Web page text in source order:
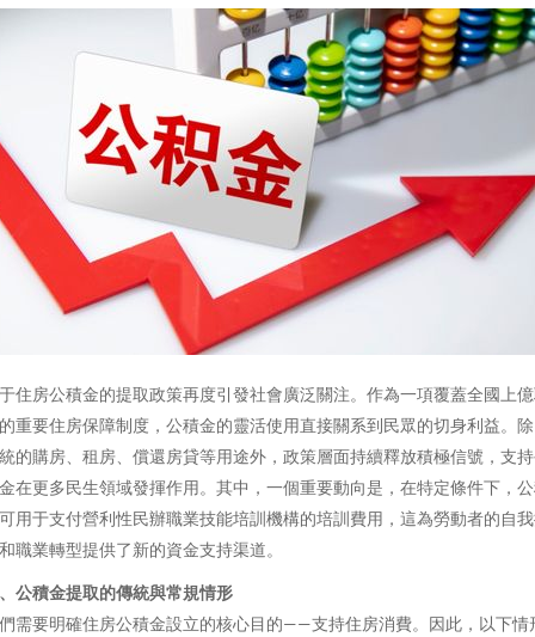
住房公積金的提取政策再度引發社會廣泛關注。作為一項覆蓋全國上
重要住房保障制度，公積金的靈活使用直接關系到民眾的切身利益。
的購房、租房、償還房貸等用途外，政策層面持續釋放積極信號，支
在更多民生領域發揮作用。其中，一個重要動向是，在特定條件下，
用于支付營利性民辦職業技能培訓機構的培訓費用，這為勞動者的自
職業轉型提供了新的資金支持渠道。
公積金提取的傳統與常規情形
需要明確住房公積金設立的核心目的——支持住房消費。因此，以下情